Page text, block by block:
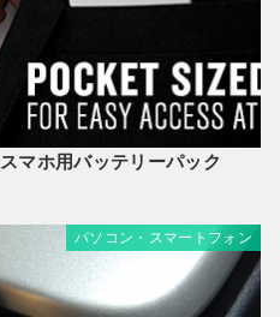
マホ用バッテリーパック
パソコン・スマートフォン